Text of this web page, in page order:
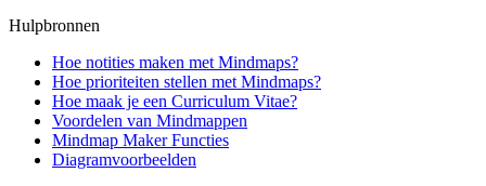
Hulpbronnen
Hoe notities maken met Mindmaps?
Hoe prioriteiten stellen met Mindmaps?
Hoe maak je een Curriculum Vitae?
Voordelen van Mindmappen
Mindmap Maker Functies
Diagramvoorbeelden